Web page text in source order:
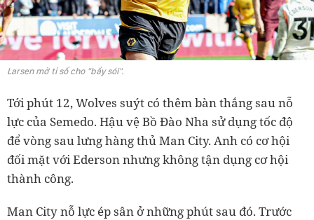
Larsen mở tỉ số cho "bầy sói".
Tới phút 12, Wolves suýt có thêm bàn thắng sau nỗ
lực của Semedo. Hậu vệ Bồ Đào Nha sử dụng tốc độ
để vòng sau lưng hàng thủ Man City. Anh có cơ hội
đối mặt với Ederson nhưng không tận dụng cơ hội
thành công.
Man City nỗ lực ép sân ở những phút sau đó. Trước